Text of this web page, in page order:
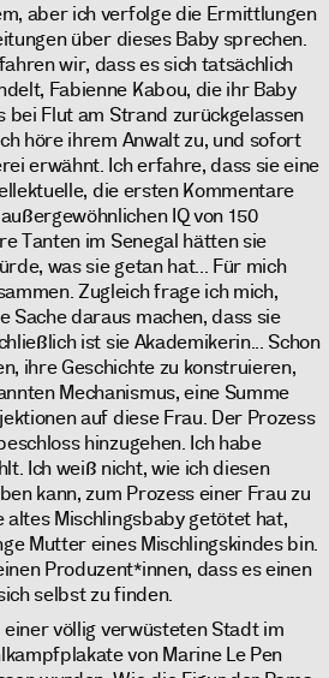
aber ich verfolge die Ermittlungen
über dieses Baby sprechen.
wir, dass es sich tatsächlich
Fabienne Kabou, die ihr Baby
bei Flut am Strand zurückgelassen
höre ihrem Anwalt zu, und sofort
erwähnt. Ich erfahre, dass sie eine
die ersten Kommentare
IQ von 150
Tanten im Senegal hätten sie
was sie getan hat... Für mich
Zugleich frage ich mich,
Sache daraus machen, dass sie
ist sie Akademikerin... Schon
ihre Geschichte zu konstruieren,
Mechanismus, eine Summe
auf diese Frau. Der Prozess
hinzugehen. Ich habe
Ich weiß nicht, wie ich diesen
kann, zum Prozess einer Frau zu
altes Mischlingsbaby getötet hat,
Mutter eines Mischlingskindes bin.
Produzent*innen, dass es einen
selbst zu finden.
völlig verwüsteten Stadt im
von Marine Le Pen